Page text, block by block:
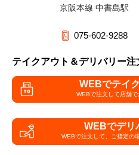
京阪本線 中書島駅
075-602-9288
テイクアウト＆デリバリー注
WEBでテイ
WEBで注文して店舗
WEBでデリ
WEBで注文して、 ご指定の